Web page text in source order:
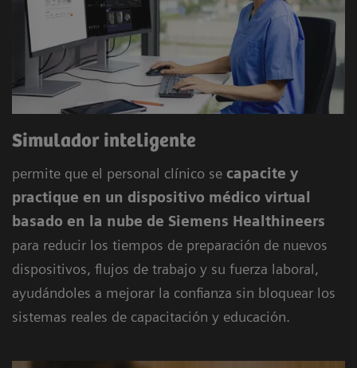
Simulador inteligente
permite que el personal clínico se capacite y
practique en un dispositivo médico virtual
basado en la nube de Siemens Healthineers
para reducir los tiempos de preparación de nuevos
dispositivos, flujos de trabajo y su fuerza laboral,
ayudándoles a mejorar la confianza sin bloquear los
sistemas reales de capacitación y educación.